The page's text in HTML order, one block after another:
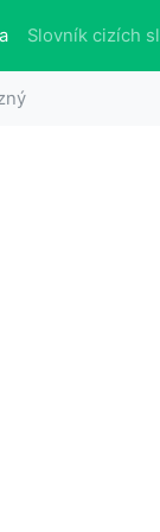
(aktuálně)
Slovník cizích